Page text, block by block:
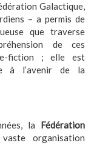
Galactique,
– a permis de
que traverse
de ces
fiction ; elle est
à l’avenir de la
la
Fédération
organisation